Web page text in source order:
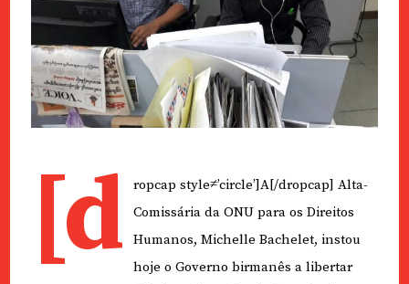
[d
ropcap style≠’circle’]A[/dropcap] Alta-
Comissária da ONU para os Direitos
Humanos, Michelle Bachelet, instou
hoje o Governo birmanês a libertar